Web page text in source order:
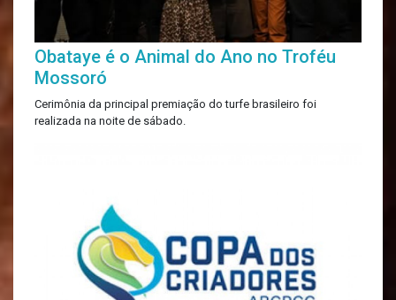
Obataye é o Animal do Ano no Troféu
Mossoró
Cerimônia da principal premiação do turfe brasileiro foi
realizada na noite de sábado.